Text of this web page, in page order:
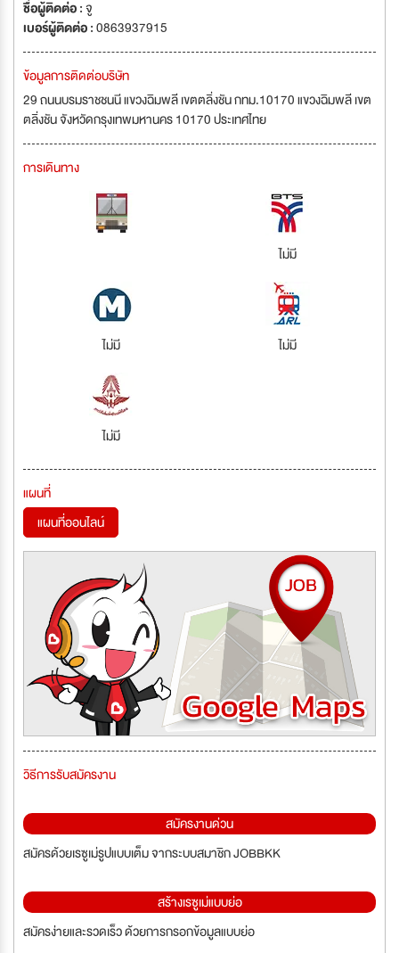
ชื่อผู้ติดต่อ :จู
เบอร์ผู้ติดต่อ :0863937915
ข้อมูลการติดต่อบริษัท
29 ถนนบรมราชชนนี แขวงฉิมพลี เขตตลิ่งชัน กทม.10170 แขวงฉิมพลี เขต
ตลิ่งชัน จังหวัดกรุงเทพมหานคร 10170 ประเทศไทย
การเดินทาง
ไม่มี
ไม่มี ไม่มี
ไม่มี
แผนที่
แผนที่ออนไลน์
วิธีการรับสมัครงาน
สมัครงานด่วน
สมัครด้วยเรซูเม่รูปแบบเต็ม จากระบบสมาชิก JOBBKK
สร้างเรซูเม่แบบย่อ
สมัครง่ายและรวดเร็ว ด้วยการกรอกข้อมูลแบบย่อ